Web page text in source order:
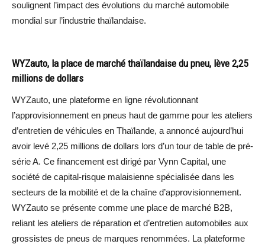
soulignent l’impact des évolutions du marché automobile
mondial sur l’industrie thaïlandaise.
WYZauto, la place de marché thaïlandaise du pneu, lève 2,25
millions de dollars
WYZauto, une plateforme en ligne révolutionnant
l’approvisionnement en pneus haut de gamme pour les ateliers
d’entretien de véhicules en Thaïlande, a annoncé aujourd’hui
avoir levé 2,25 millions de dollars lors d’un tour de table de pré-
série A. Ce financement est dirigé par Vynn Capital, une
société de capital-risque malaisienne spécialisée dans les
secteurs de la mobilité et de la chaîne d’approvisionnement.
WYZauto se présente comme une place de marché B2B,
reliant les ateliers de réparation et d’entretien automobiles aux
grossistes de pneus de marques renommées. La plateforme